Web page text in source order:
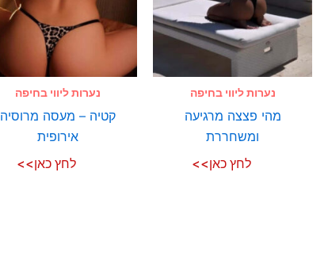
נערות ליווי בחיפה
מהי פצצה מרגיעה
ומשחררת
לחץ כאן>>
נערות ליווי בחיפה
קטיה – מעסה מרוסיה
אירופית
לחץ כאן>>